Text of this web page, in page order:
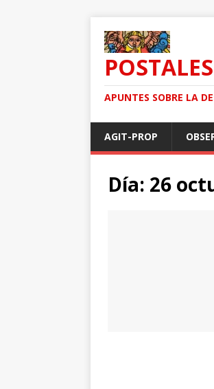
APUNTES SOBRE LA
AGIT-PROP
Día: 26